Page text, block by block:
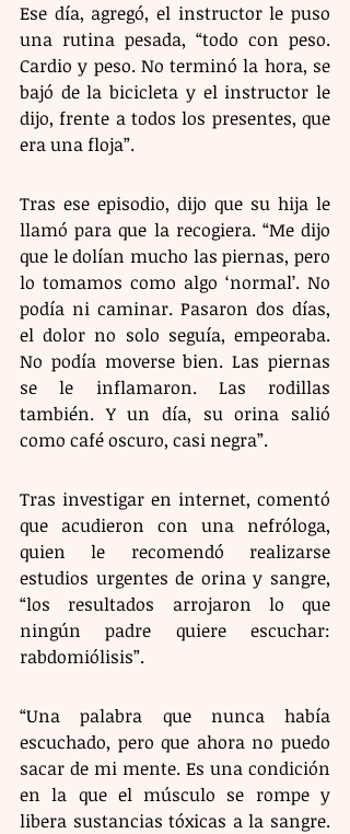
Ese día, agregó, el instructor le puso
una rutina pesada, “todo con peso.
Cardio y peso. No terminó la hora, se
bajó de la bicicleta y el instructor le
dijo, frente a todos los presentes, que
era una floja”.
Tras ese episodio, dijo que su hija le
llamó para que la recogiera. “Me dijo
que le dolían mucho las piernas, pero
lo tomamos como algo ‘normal’. No
podía ni caminar. Pasaron dos días,
el dolor no solo seguía, empeoraba.
No podía moverse bien. Las piernas
se le inflamaron. Las rodillas
también. Y un día, su orina salió
como café oscuro, casi negra”.
Tras investigar en internet, comentó
que acudieron con una nefróloga,
quien le recomendó realizarse
estudios urgentes de orina y sangre,
“los resultados arrojaron lo que
ningún padre quiere escuchar:
rabdomiólisis”.
“Una palabra que nunca había
escuchado, pero que ahora no puedo
sacar de mi mente. Es una condición
en la que el músculo se rompe y
libera sustancias tóxicas a la sangre.